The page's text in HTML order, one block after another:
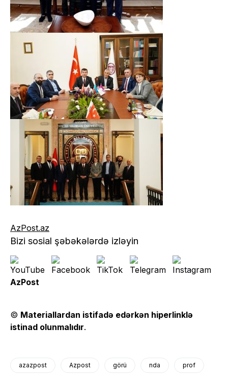
AzPost.az
Bizi sosial şəbəkələrdə izləyin
AzPost
© Materiallardan istifadə edərkən hiperlinklə
istinad olunmalıdır.
azazpost Azpost görü nda prof